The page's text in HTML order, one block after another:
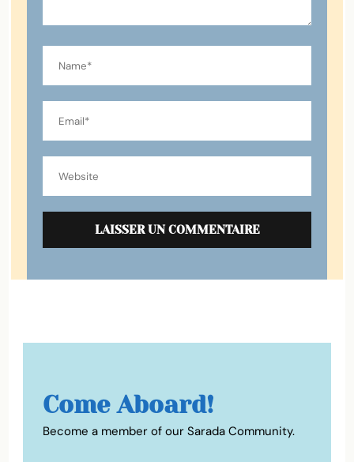
Come Aboard!
Become a member of our Sarada Community.